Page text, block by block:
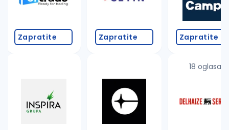
proverite pravopisne greške (koristite č, ć, š, đ,
promenite odabrane filtere pretrage
Zapratite Zapratite Zapratite
18 oglasa